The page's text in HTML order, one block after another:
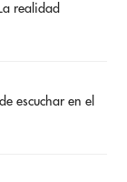
realidad
escuchar en el